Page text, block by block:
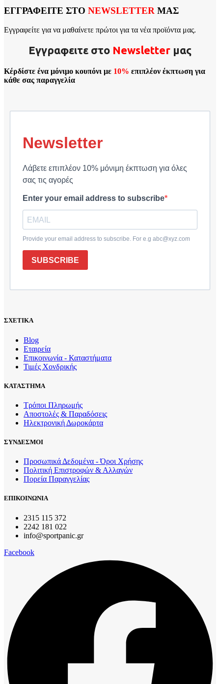
ΕΓΓΡΑΦΕΙΤΕ ΣΤΟ NEWSLETTER ΜΑΣ
Εγγραφείτε για να μαθαίνετε πρώτοι για τα νέα προϊόντα μας.
Εγγραφειτε στο Νewsletter μας
Κέρδίστε ένα μόνιμο κουπόνι με 10% επιπλέον έκπτωση για
κάθε σας παραγγελία
Newsletter
Λάβετε επιπλέον 10% μόνιμη έκπτωση για όλες
σας τις αγορές
Enter your email address to subscribe
Provide your email address to subscribe. For e.g abc@xyz.com
SUBSCRIBE
ΣΧΕΤΙΚΑ
Blog
Εταιρεία
Επικοινωνία - Καταστήματα
Τιμές Χονδρικής
ΚΑΤΑΣΤΗΜΑ
Τρόποι Πληρωμής
Αποστολές & Παραδόσεις
Ηλεκτρονική Δωροκάρτα
ΣΥΝΔΕΣΜΟΙ
Προσωπικά Δεδομένα - Όροι Χρήσης
Πολιτική Επιστροφών & Αλλαγών
Πορεία Παραγγελίας
ΕΠΙΚΟΙΝΩΝΙΑ
2315 115 372
2242 181 022
info@sportpanic.gr
Facebook